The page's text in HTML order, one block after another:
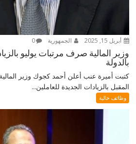
أبريل 15, 2025 الجمهورية 0
وزير المالية صرف مرتبات يوليو
بالدولة
كتبت أميرة عنب أعلن أحمد كجوك وزير
المقبل بالزيادات الجديدة للعاملين...
وظائف خالية